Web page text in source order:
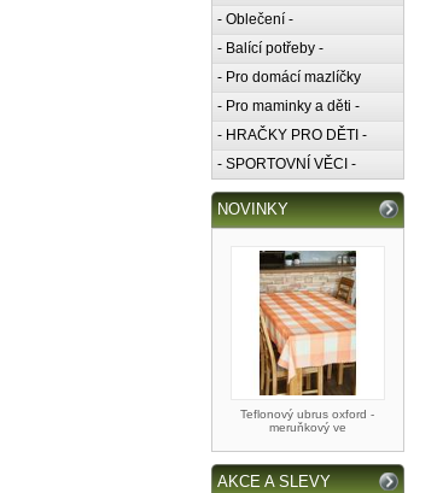
- Oblečení -
- Balící potřeby -
- Pro domácí mazlíčky
- Pro maminky a děti -
- HRAČKY PRO DĚTI -
- SPORTOVNÍ VĚCI -
NOVINKY
Teflonový ubrus oxford -
meruňkový ve
AKCE A SLEVY